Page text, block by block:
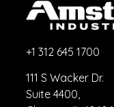
+1 312 645 1700
111 S Wacker Dr.
Suite 4400,